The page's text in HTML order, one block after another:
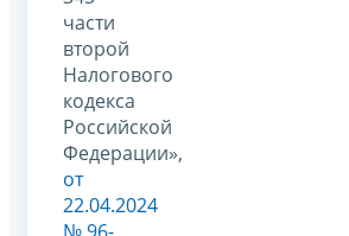
части
второй
Налогового
кодекса
Российской
Федерации»,
от
22.04.2024
№ 96-